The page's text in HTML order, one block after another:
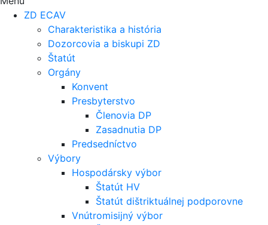
ZD ECAV
Charakteristika a história
Dozorcovia a biskupi ZD
Štatút
Orgány
Konvent
Presbyterstvo
Členovia DP
Zasadnutia DP
Predsedníctvo
Výbory
Hospodársky výbor
Štatút HV
Štatút dištriktuálnej podporovne
Vnútromisijný výbor